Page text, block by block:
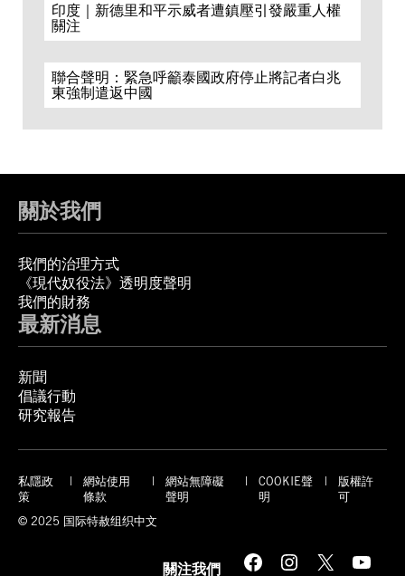
印度｜新德里和平示威者遭鎮壓引發嚴重人權
關注
聯合聲明：緊急呼籲泰國政府停止將記者白兆
東強制遣返中國
關於我們
我們的治理方式
《現代奴役法》透明度聲明
我們的財務
最新消息
新聞
倡議行動
研究報告
私隱政
策
網站使用
條款
網站無障礙
聲明
COOKIE聲
明
版權許
可
© 2025 国际特赦组织中文
關注我們 Facebook Instagram X YouTube